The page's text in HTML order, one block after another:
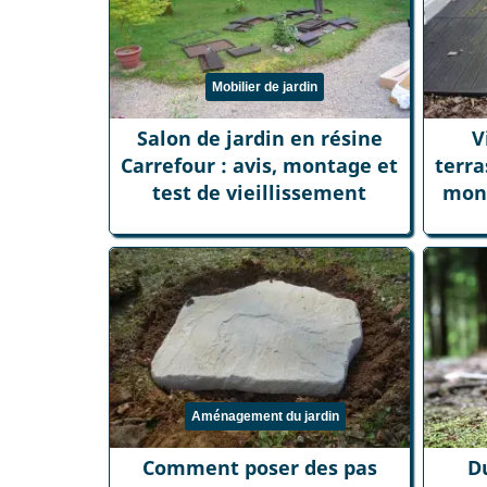
Mobilier de jardin
Salon de jardin en résine
Carrefour : avis, montage et
test de vieillissement
Aménagement du jardin
Comment poser des pas